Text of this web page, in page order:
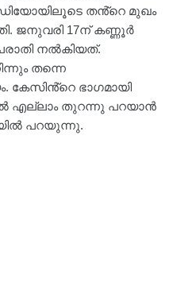
തൻ്റെ മുഖം
ജനുവരി 17ന് കണ്ണൂർ
നൽകിയത്.
തന്നെ
ഭാഗമായി
എല്ലാം തുറന്നു പറയാൻ
പറയുന്നു.